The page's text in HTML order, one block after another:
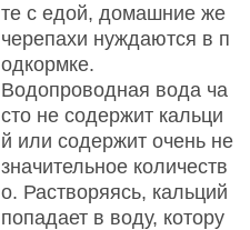
те с едой, домашние же
черепахи нуждаются в п
одкормке.
Водопроводная вода ча
сто не содержит кальци
й или содержит очень не
значительное количеств
о. Растворяясь, кальций
попадает в воду, котору